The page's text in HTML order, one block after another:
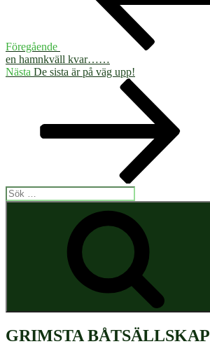
Föregående
en hamnkväll kvar……
Nästa
Nästa De sista är på väg upp!
Sök
efter:
GRIMSTA BÅTSÄLLSKAP